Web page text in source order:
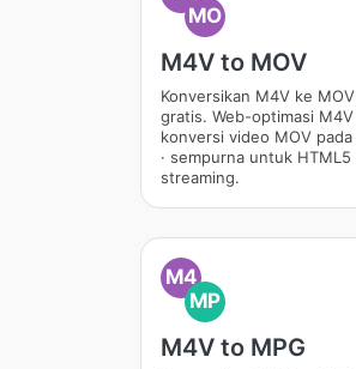
MO
M4V to MOV
Konversikan M4V ke
gratis. Web-optimasi M4V
konversi video MOV pada
· sempurna untuk HTML5
streaming.
M4
MP
M4V to MPG